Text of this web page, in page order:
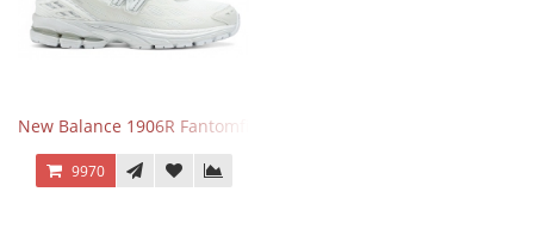
New Balance 1906R Fantomfit White
9970